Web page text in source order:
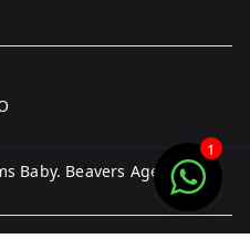
Baby. Beavers Agency
1